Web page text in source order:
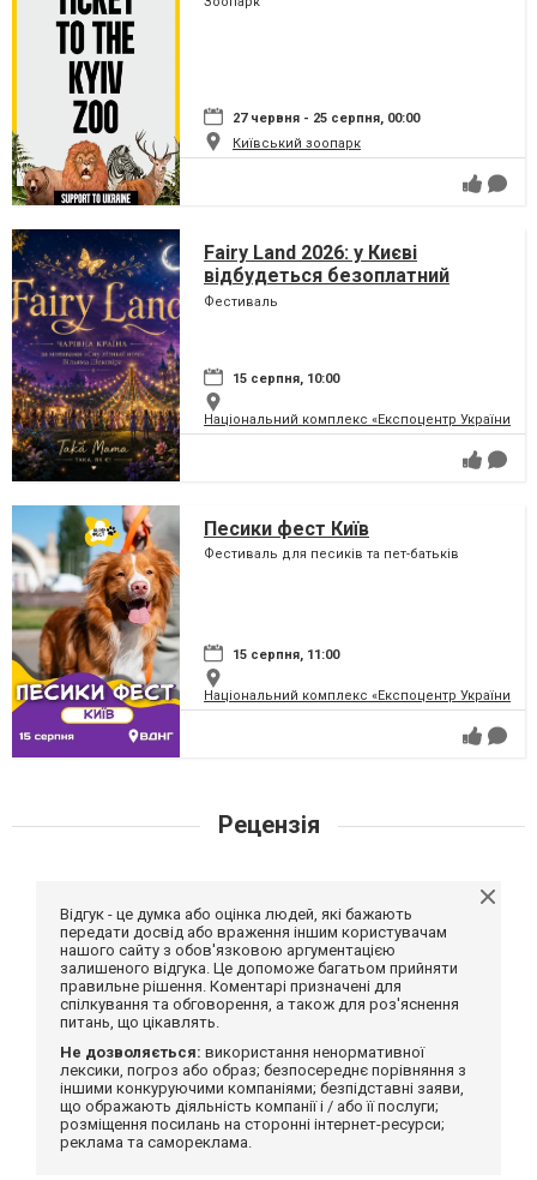
27 червня - 25 серпня, 00:00
Київський зоопарк
Fairy Land 2026: у Києві
відбудеться безоплатний
сімейний фестиваль, який
Фестиваль
15 серпня, 10:00
Національний комплекс «Експоцентр України»
Песики фест Київ
Фестиваль для песиків та пет-батьків
15 серпня, 11:00
Національний комплекс «Експоцентр України»
Рецензія
Відгук - це думка або оцінка людей, які бажають
передати досвід або враження іншим користувачам
нашого сайту з обов'язковою аргументацією
залишеного відгука. Це допоможе багатьом прийняти
правильне рішення. Коментарі призначені для
спілкування та обговорення, а також для роз'яснення
питань, що цікавлять.
Не дозволяється: використання ненормативної
лексики, погроз або образ; безпосереднє порівняння з
іншими конкуруючими компаніями; безпідставні заяви,
що ображають діяльність компанії і / або її послуги;
розміщення посилань на сторонні інтернет-ресурси;
реклама та самореклама.